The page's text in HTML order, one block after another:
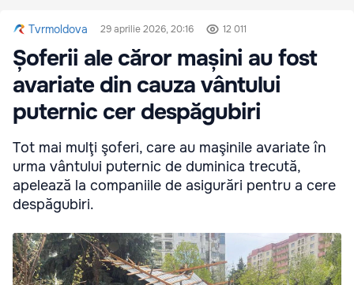
Tvrmoldova 29 aprilie 2026, 20:16 12 011
Șoferii ale căror mașini au fost
avariate din cauza vântului
puternic cer despăgubiri
Tot mai mulţi şoferi, care au maşinile avariate în
urma vântului puternic de duminica trecută,
apelează la companiile de asigurări pentru a cere
despăgubiri.